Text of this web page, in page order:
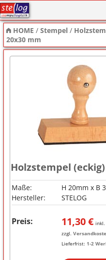
HOME
Stempel
Stempel-Textplatten
HOME /Stempel /
20x30 mm
Holzstempel
Maße:
H 20mm x B
Hersteller:
STELOG
Preis: 11,30€ inkl.
zzgl.
Lieferfrist: 1-2